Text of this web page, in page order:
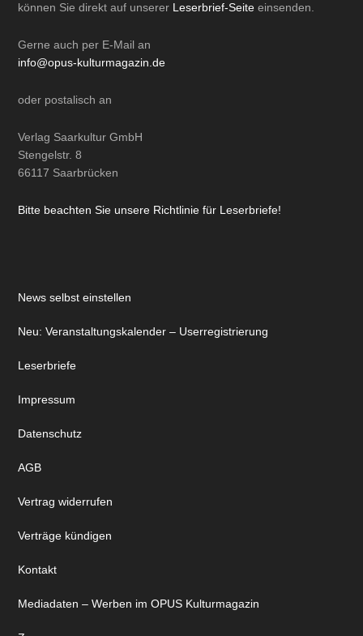
können Sie direkt auf unserer Leserbrief-Seite einsenden.
Gerne auch per E-Mail an
info@opus-kulturmagazin.de
oder postalisch an
Verlag Saarkultur GmbH
Stengelstr. 8
66117 Saarbrücken
Bitte beachten Sie unsere Richtlinie für Leserbriefe!
News selbst einstellen
Neu: Veranstaltungskalender – Userregistrierung
Leserbriefe
Impressum
Datenschutz
AGB
Vertrag widerrufen
Verträge kündigen
Kontakt
Mediadaten – Werben im OPUS Kulturmagazin